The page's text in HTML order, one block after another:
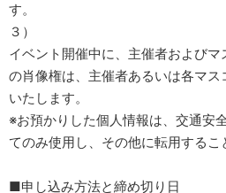
す。
３）
イベント開催中に、主催者および
の肖像権は、主催者あるいは各マ
いたします。
※お預かりした個人情報は、交通安
てのみ使用し、その他に転用するこ
■申し込み方法と締め切り日